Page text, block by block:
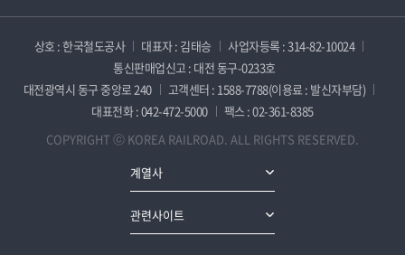
상호 : 한국철도공사 대표자 : 김태승
사업자등록 : 314-82-10024
통신판매업신고 : 대전 동구-0233호
대전광역시 동구 중앙로 240
고객센터 : 1588-7788(이용료 : 발신자부담)
대표전화 : 042-472-5000
팩스 : 02-361-8385
COPYRIGHT ⓒ KOREA RAILROAD. ALL RIGHTS RESERVED.
계열사
관련사이트